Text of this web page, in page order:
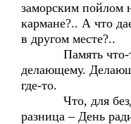
заморским пойлом
кармане?.. А что
в другом месте?..
Память что-то
делающему.
где-то.
Что, для
разница – День